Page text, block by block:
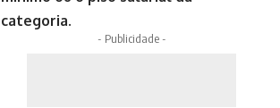
categoria.
- Publicidade -